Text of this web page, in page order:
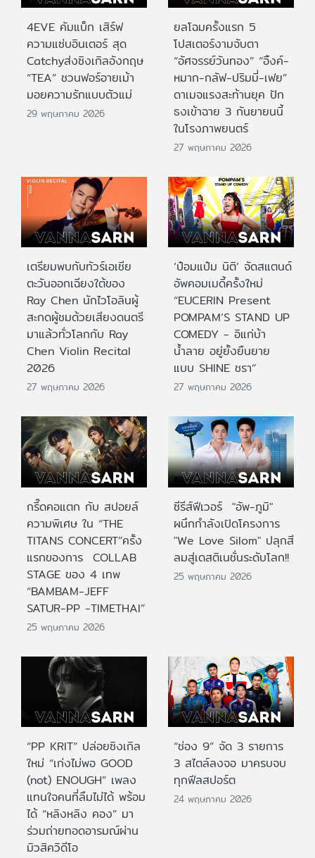
4EVE คัมแบ็ก เสิร์ฟ
ความแซ่บอินเตอร์ สุด
Catchyส่งซิงเกิลอังกฤษ
“TEA” ชวนฟอร์อายเม้า
มอยความรักแบบตัวแม่
29 พฤษภาคม 2026
ยลโฉมครั้งแรก 5
โปสเตอร์งามจับตา
“อัศจรรย์วันทอง” “อิ้งค์-
หมาก-กลัฟ-ปริมมี่-เฟย”
ดาเมจแรงสะท้านยุค ปัก
ธงเข้าฉาย 3 กันยายนนี้
ในโรงภาพยนตร์
27 พฤษภาคม 2026
เตรียมพบกับทัวร์เอเชีย
ตะวันออกเฉียงใต้ของ
Ray Chen นักไวโอลินผู้
สะกดผู้ชมด้วยเสียงดนตรี
มาแล้วทั่วโลกกับ Ray
Chen Violin Recital
2026
27 พฤษภาคม 2026
‘ป๋อมแป๋ม นิติ’ จัดสแตนด์
อัพคอมเมดี้ครั้งใหม่
“EUCERIN Present
POMPAM’S STAND UP
COMEDY - อิแก่บ้า
น้ำลาย อยู่ยั้งยืนยาย
แบบ SHINE ชรา”
27 พฤษภาคม 2026
กรี๊ดคอแตก กับ สปอยล์
ความพิเศษ ใน “THE
TITANS CONCERT”ครั้ง
แรกของการ COLLAB
STAGE ของ 4 เทพ
“BAMBAM-JEFF
SATUR-PP -TIMETHAI”
25 พฤษภาคม 2026
ซีรีส์ฟีเวอร์ "อัพ-ภูมิ"
ผนึกกำลังเปิดโครงการ
"We Love Silom" ปลุกสี
ลมสู่เดสติเนชั่นระดับโลก!!
25 พฤษภาคม 2026
“PP KRIT” ปล่อยซิงเกิล
ใหม่ “เก่งไม่พอ GOOD
(not) ENOUGH” เพลง
แทนใจคนที่ลืมไม่ได้ พร้อม
ได้ “หลิงหลิง คอง” มา
ร่วมถ่ายทอดอารมณ์ผ่าน
มิวสิควิดีโอ
“ช่อง 9” จัด 3 รายการ
3 สไตล์ลงจอ มาครบจบ
ทุกฟีลสปอร์ต
24 พฤษภาคม 2026